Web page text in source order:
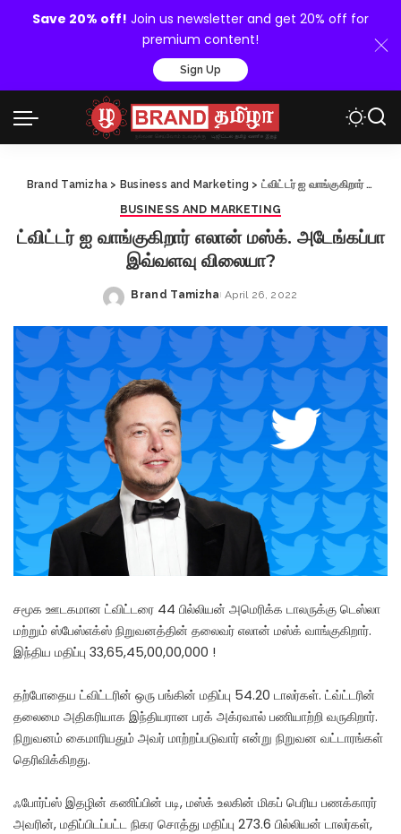
Save 20% off! Join us newsletter and get 20% off for
premium content!
Sign Up
Brand Tamizha > Business and Marketing > ட்விட்டர் ஐ வாங்குகிறார் எலான் மஸ்க். அடேங்கப்பா இவ்வளவு விலையா?
BUSINESS AND MARKETING
ட்விட்டர் ஐ வாங்குகிறார் எலான் மஸ்க். அடேங்கப்பா
இவ்வளவு விலையா?
Posted
Brand Tamizha April 26, 2022
சமூக ஊடகமான ட்விட்டரை 44 பில்லியன் அமெரிக்க டாலருக்கு டெஸ்லா
மற்றும் ஸ்பேஸ்எக்ஸ் நிறுவனத்தின் தலைவர் எலான் மஸ்க் வாங்குகிறார்.
இந்திய மதிப்பு 33,65,45,00,00,000 !
தற்போதைய ட்விட்டரின் ஒரு பங்கின் மதிப்பு 54.20 டாலர்கள். ட்வ்ட்டரின்
தலைமை அதிகரியாக இந்தியரான பரக் அக்ரவால் பணியாற்றி வருகிறார்.
நிறுவனம் கைமாரியதும் அவர் மாற்றப்படுவார் என்று நிறுவன வட்டாரங்கள்
தெரிவிக்கிறது.
ஃபோர்ப்ஸ் இதழின் கணிப்பின் படி, மஸ்க் உலகின் மிகப் பெரிய பணக்காரர்
அவரின், மதிப்பிடப்பட்ட நிகர சொத்து மதிப்பு 273.6 பில்லியன் டாலர்கள்,